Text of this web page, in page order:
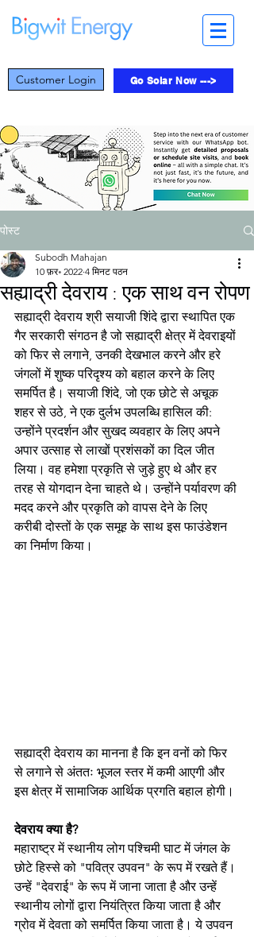
Customer Login Go Solar Now --->
पोस्ट
सह्याद्री देवराय : एक साथ वन रोपण
Subodh Mahajan
10 फ़र॰ 2022 4 मिनट पठन
सह्याद्री देवराय श्री सयाजी शिंदे द्वारा स्थापित एक
गैर सरकारी संगठन है जो सह्याद्री क्षेत्र में देवराइयों
को फिर से लगाने, उनकी देखभाल करने और हरे
जंगलों में शुष्क परिदृश्य को बहाल करने के लिए
समर्पित है। सयाजी शिंदे, जो एक छोटे से अचूक
शहर से उठे, ने एक दुर्लभ उपलब्धि हासिल की:
उन्होंने प्रदर्शन और सुखद व्यवहार के लिए अपने
अपार उत्साह से लाखों प्रशंसकों का दिल जीत
लिया। वह हमेशा प्रकृति से जुड़े हुए थे और हर
तरह से योगदान देना चाहते थे। उन्होंने पर्यावरण की
मदद करने और प्रकृति को वापस देने के लिए
करीबी दोस्तों के एक समूह के साथ इस फाउंडेशन
का निर्माण किया।
सह्याद्री देवराय का मानना है कि इन वनों को फिर
से लगाने से अंततः भूजल स्तर में कमी आएगी और
इस क्षेत्र में सामाजिक आर्थिक प्रगति बहाल होगी।
देवराय क्या है?
महाराष्ट्र में स्थानीय लोग पश्चिमी घाट में जंगल के
छोटे हिस्से को "पवित्र उपवन" के रूप में रखते हैं।
उन्हें "देवराई" के रूप में जाना जाता है और उन्हें
स्थानीय लोगों द्वारा नियंत्रित किया जाता है और
ग्रोव में देवता को समर्पित किया जाता है। ये उपवन